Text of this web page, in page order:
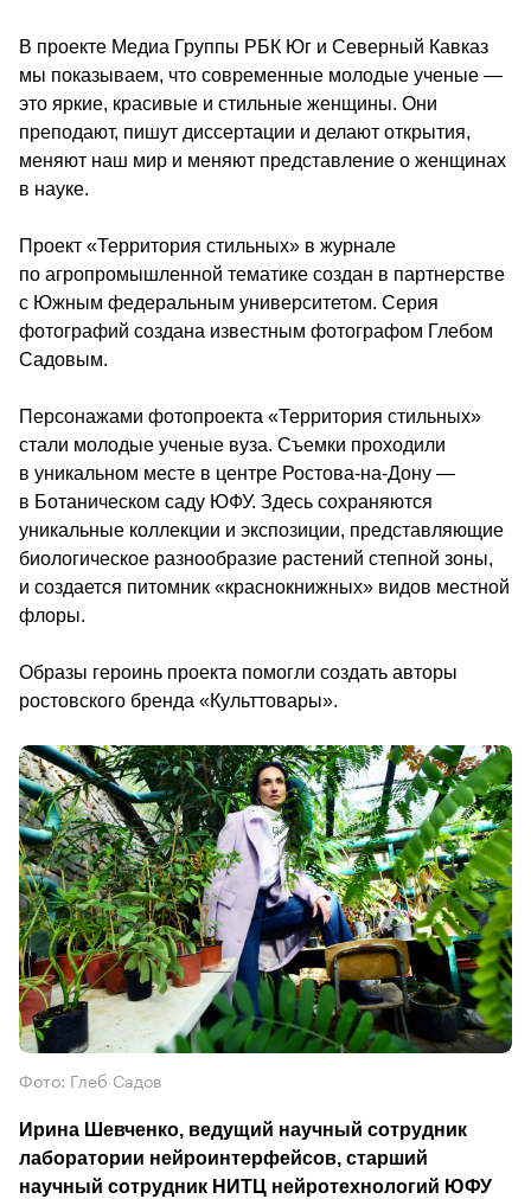
В проекте Медиа Группы РБК Юг и Северный Кавказ
мы показываем, что современные молодые ученые —
это яркие, красивые и стильные женщины. Они
преподают, пишут диссертации и делают открытия,
меняют наш мир и меняют представление о женщинах
в науке.
Проект «Территория стильных» в журнале
по агропромышленной тематике создан в партнерстве
с Южным федеральным университетом. Серия
фотографий создана известным фотографом Глебом
Садовым.
Персонажами фотопроекта «Территория стильных»
стали молодые ученые вуза. Съемки проходили
в уникальном месте в центре Ростова-на-Дону —
в Ботаническом саду ЮФУ. Здесь сохраняются
уникальные коллекции и экспозиции, представляющие
биологическое разнообразие растений степной зоны,
и создается питомник «краснокнижных» видов местной
флоры.
Образы героинь проекта помогли создать авторы
Фото: Глеб Садов
Ирина Шевченко, ведущий научный сотрудник
лаборатории нейроинтерфейсов, старший
научный сотрудник НИТЦ нейротехнологий ЮФУ